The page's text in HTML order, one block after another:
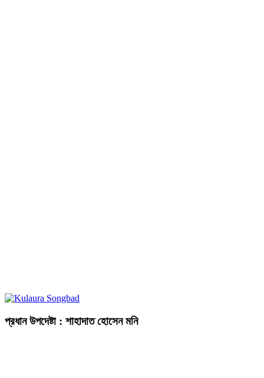
প্রধান উপদেষ্টা : শাহাদাত হোসেন মনি